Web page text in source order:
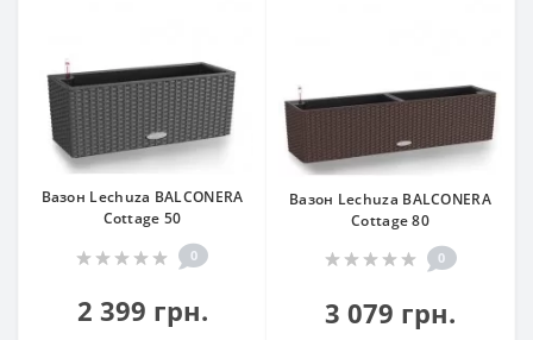
Вазон Lechuza BALCONERA
Cottage 50
0
2 399 грн.
Вазон Lechuza BALCONERA
Cottage 80
0
3 079 грн.